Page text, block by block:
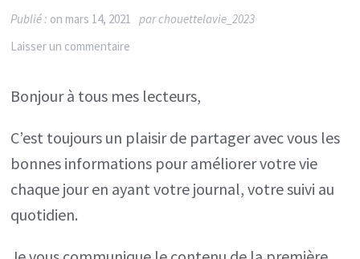
Publié : on mars 14, 2021 parchouettelavie_2023
Laisser un commentaire
journal
quotidien…
se
former
réussir!
Bonjour à tous mes lecteurs,
C’est toujours un plaisir de partager avec vous les
bonnes informations pour améliorer votre vie
chaque jour en ayant votre journal, votre suivi au
quotidien.